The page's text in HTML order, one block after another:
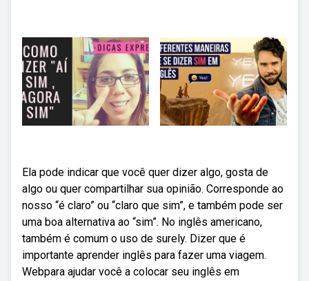
Ela pode indicar que você quer dizer algo, gosta de
algo ou quer compartilhar sua opinião. Corresponde ao
nosso “é claro” ou “claro que sim”, e também pode ser
uma boa alternativa ao “sim”. No inglês americano,
também é comum o uso de surely. Dizer que é
importante aprender inglês para fazer uma viagem.
Webpara ajudar você a colocar seu inglês em